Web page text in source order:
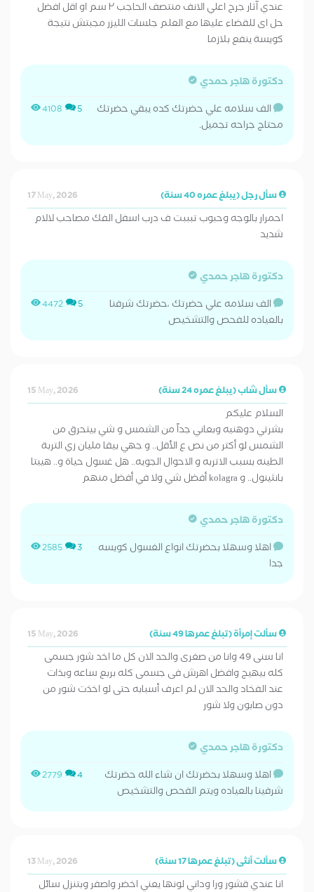
عندي آثار جرح اعلي الانف منتصف الحاجب ٢ سم او اقل افضل
حل اى للقضاء عليها مع العلم جلسات الليزر مجبتش نتيجة
كويسة ينفع بلازما
دكتورة هاجر حمدي
4108 5
الف سلامه علي حضرتك كده يبقي حضرتك
محتاج جراحه تجميل.
سأل رجل (يبلغ عمره 40 سنة) 17 May, 2026
احمرار بالوجه وحبوب تبببت ف درب اسفل الفك مصاحب لالام
شديد
دكتورة هاجر حمدي
4472 5
الف سلامه علي حضرتك ،حضرتك شرفنا
بالعياده للفحص والتشخيص
سأل شاب (يبلغ عمره 24 سنة) 15 May, 2026
السلام عليكم
بشرتي دوهنيه وبعاني جداً من الشمس و شي بيتحرق من
الشمس لو أكتر من نص ع الأقل.. و جهي بيقا مليان زي التربة
الطينه بسبب الاتربه و الاحوال الجويه.. هل غسول حياة و.. هيبتا
بانثينول.. و kolagra أفضل شي ولا في أفضل منهم
دكتورة هاجر حمدي
2585 3
اهلا وسهلا بحضرتك انواع الغسول كويسه
جدا
سألت إمرأة (تبلغ عمرها 49 سنة) 15 May, 2026
انا سنى 49 وانا من صغرى والحد الان كل ما اخد شور جسمى
كله بيهيج وافضل اهرش فى جسمى كله بربع ساعه وبذات
عند الفخاد والحد الان لم اعرف أسبابه حتى لو اخذت شور من
دون صابون ولا شور
دكتورة هاجر حمدي
2779 4
اهلا وسهلا بحضرتك ان شاء الله حضرتك
شرفينا بالعياده ويتم الفحص والتشخيص
سألت أنثى (تبلغ عمرها 17 سنة) 13 May, 2026
انا عندي قشور ورا وداني لونها يعني اخضر واصفر وبتنزل سائل